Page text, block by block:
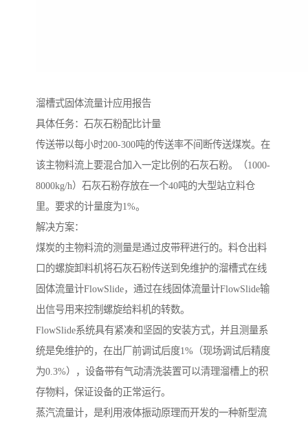
溜槽式固体流量计应用报告
具体任务：石灰石粉配比计量
传送带以每小时200-300吨的传送率不间断传送煤炭。在
该主物料流上要混合加入一定比例的石灰石粉。（1000-
8000kg/h）石灰石粉存放在一个40吨的大型站立料仓
里。要求的计量度为1%。
解决方案：
煤炭的主物料流的测量是通过皮带秤进行的。料仓出料
口的螺旋卸料机将石灰石粉传送到免维护的溜槽式在线
固体流量计FlowSlide，通过在线固体流量计FlowSlide输
出信号用来控制螺旋给料机的转数。
FlowSlide系统具有紧凑和坚固的安装方式，并且测量系
统是免维护的，在出厂前调试后度1%（现场调试后精度
为0.3%），设备带有气动清洗装置可以清理溜槽上的积
存物料，保证设备的正常运行。
蒸汽流量计，是利用液体振动原理而开发的一种新型流